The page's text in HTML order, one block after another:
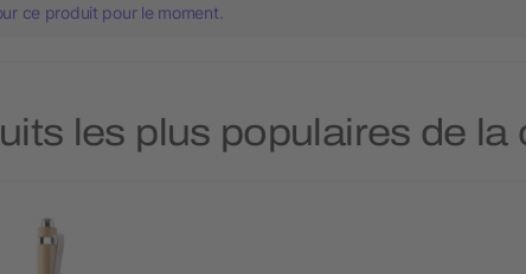
ce produit pour le moment.
les plus populaires de